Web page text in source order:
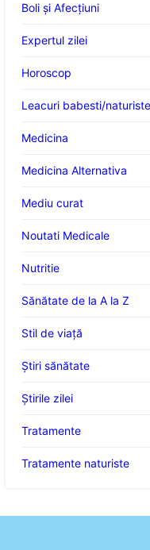
Boli și Afecțiuni
Expertul zilei
Horoscop
Leacuri babesti/naturiste
Medicina
Medicina Alternativa
Mediu curat
Noutati Medicale
Nutritie
Sănătate de la A la Z
Stil de viaţă
Ştiri sănătate
Știrile zilei
Tratamente
Tratamente naturiste